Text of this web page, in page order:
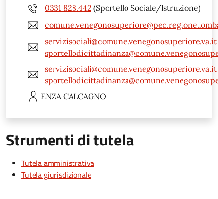
0331 828.442 (Sportello Sociale/Istruzione)
servizisociali@comune.venegonosuperiore.va.it
servizisociali@comune.venegonosuperiore.va.it
ENZA CALCAGNO
Strumenti di tutela
Tutela amministrativa
Tutela giurisdizionale